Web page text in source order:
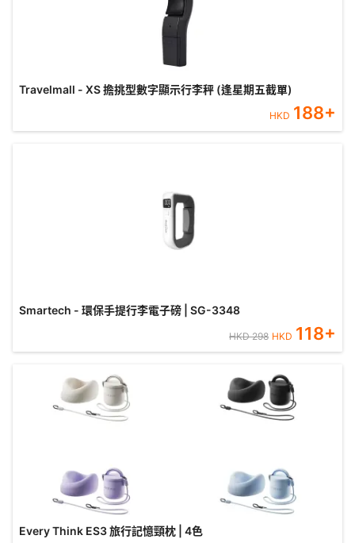
Travelmall - XS 擔挑型數字顯示行李秤 (逢星期五截單)
HKD 188+
Smartech - 環保手提行李電子磅 | SG-3348
HKD298 HKD 118+
Every Think ES3 旅行記憶頸枕 | 4色